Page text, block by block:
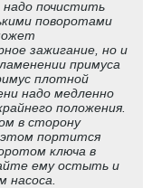
надо почистить
поворотами
зажигание, но и
примуса
плотной
надо медленно
положения.
в сторону
этом портится
ключа в
ему остыть и
насоса.